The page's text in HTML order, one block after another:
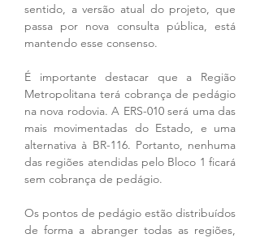
sentido, a versão atual do projeto, que
passa por nova consulta pública, está
mantendo esse consenso.
É importante destacar que a Região
Metropolitana terá cobrança de pedágio
na nova rodovia. A ERS-010 será uma das
mais movimentadas do Estado, e uma
alternativa à BR-116. Portanto, nenhuma
das regiões atendidas pelo Bloco 1 ficará
sem cobrança de pedágio.
Os pontos de pedágio estão distribuídos
de forma a abranger todas as regiões,